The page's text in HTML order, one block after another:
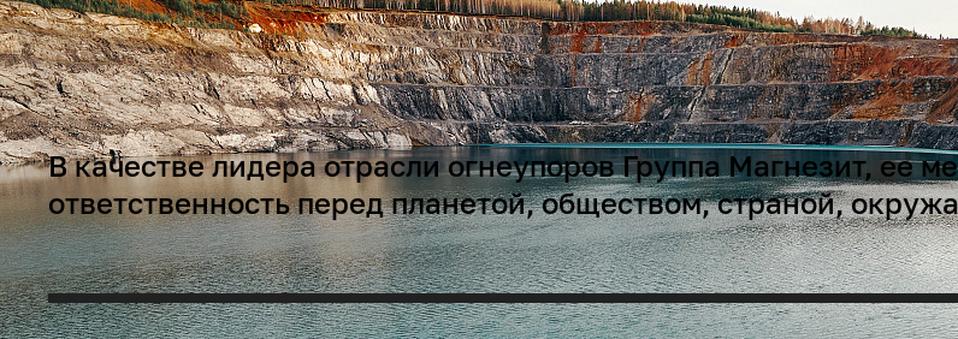
В качестве лидера отрасли огнеупоров Группа Магнезит, ее
ответственность перед планетой, обществом, страной,